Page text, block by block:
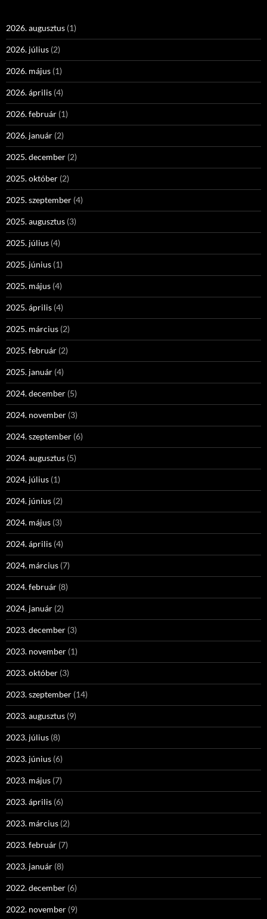
2026. augusztus (1)
2026. július (2)
2026. május (1)
2026. április (4)
2026. február (1)
2026. január (2)
2025. december (2)
2025. október (2)
2025. szeptember (4)
2025. augusztus (3)
2025. július (4)
2025. június (1)
2025. május (4)
2025. április (4)
2025. március (2)
2025. február (2)
2025. január (4)
2024. december (5)
2024. november (3)
2024. szeptember (6)
2024. augusztus (5)
2024. július (1)
2024. június (2)
2024. május (3)
2024. április (4)
2024. március (7)
2024. február (8)
2024. január (2)
2023. december (3)
2023. november (1)
2023. október (3)
2023. szeptember (14)
2023. augusztus (9)
2023. július (8)
2023. június (6)
2023. május (7)
2023. április (6)
2023. március (2)
2023. február (7)
2023. január (8)
2022. december (6)
2022. november (9)